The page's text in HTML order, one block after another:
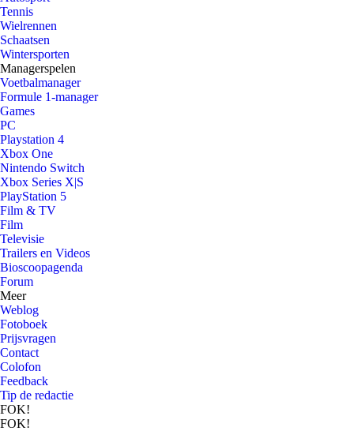
Tennis
Wielrennen
Schaatsen
Wintersporten
Managerspelen
Voetbalmanager
Formule 1-manager
Games
PC
Playstation 4
Xbox One
Nintendo Switch
Xbox Series X|S
PlayStation 5
Film & TV
Film
Televisie
Trailers en Videos
Bioscoopagenda
Forum
Meer
Weblog
Fotoboek
Prijsvragen
Contact
Colofon
Feedback
Tip de redactie
FOK!
FOK!